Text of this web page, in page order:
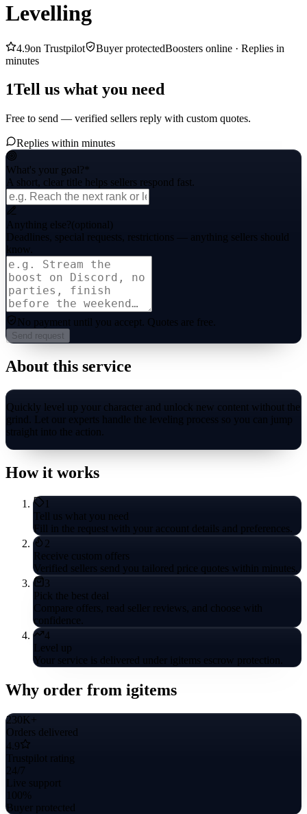
Levelling
4.9on Trustpilot Buyer protectedBoosters online · Replies in
minutes
1Tell us what you need
Free to send — verified sellers reply with custom quotes.
Replies within minutes
What's your goal?*
A short, clear title helps sellers respond fast.
Anything else?(optional)
Deadlines, special requests, restrictions — anything sellers should
know.
No payment until you accept. Quotes are free.
Send request
About this service
Quickly level up your character and unlock new content without the
grind. Let our experts handle the leveling process so you can jump
straight into the action.
How it works
1
Tell us what you need
Fill in the request with your account details and preferences.
2
Receive custom offers
Verified sellers send you tailored price quotes within minutes.
3
Pick the best deal
Compare offers, read seller reviews, and choose with
confidence.
4
Level up
Your service is delivered under igitems escrow protection.
Why order from igitems
230K+
Orders delivered
4.9
Trustpilot rating
24/7
Live support
100%
Buyer protected